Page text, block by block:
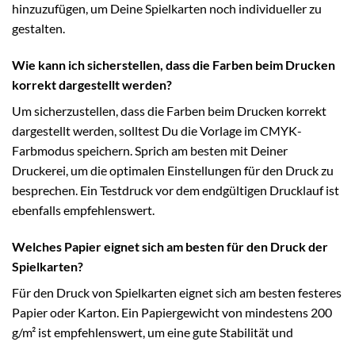
hinzuzufügen, um Deine Spielkarten noch individueller zu
gestalten.
Wie kann ich sicherstellen, dass die Farben beim Drucken
korrekt dargestellt werden?
Um sicherzustellen, dass die Farben beim Drucken korrekt
dargestellt werden, solltest Du die Vorlage im CMYK-
Farbmodus speichern. Sprich am besten mit Deiner
Druckerei, um die optimalen Einstellungen für den Druck zu
besprechen. Ein Testdruck vor dem endgültigen Drucklauf ist
ebenfalls empfehlenswert.
Welches Papier eignet sich am besten für den Druck der
Spielkarten?
Für den Druck von Spielkarten eignet sich am besten festeres
Papier oder Karton. Ein Papiergewicht von mindestens 200
g/m² ist empfehlenswert, um eine gute Stabilität und